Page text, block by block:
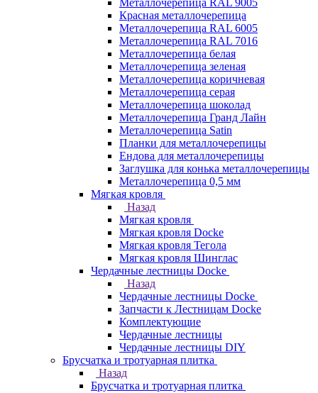
Металлочерепица RAL 9005
Красная металлочерепица
Металлочерепица RAL 6005
Металлочерепица RAL 7016
Металлочерепица белая
Металлочерепица зеленая
Металлочерепица коричневая
Металлочерепица серая
Металлочерепица шоколад
Металлочерепица Гранд Лайн
Металлочерепица Satin
Планки для металлочерепицы
Ендова для металлочерепицы
Заглушка для конька металлочерепицы
Металлочерепица 0,5 мм
Мягкая кровля
Назад
Мягкая кровля
Мягкая кровля Docke
Мягкая кровля Тегола
Мягкая кровля Шинглас
Чердачные лестницы Docke
Назад
Чердачные лестницы Docke
Запчасти к Лестницам Docke
Комплектующие
Чердачные лестницы
Чердачные лестницы DIY
Брусчатка и тротуарная плитка
Назад
Брусчатка и тротуарная плитка